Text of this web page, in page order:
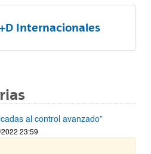
Internacionales
al control avanzado”
23:59